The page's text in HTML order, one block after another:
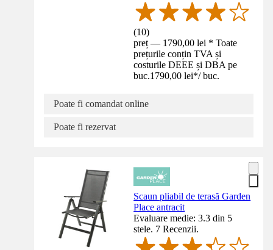
(10)
preț — 1790,00 lei * Toate
prețurile conțin TVA și
costurile DEEE și DBA pe
buc.1790,00 lei*/ buc.
Poate fi comandat online
Poate fi rezervat
Scaun pliabil de terasă Garden
Place antracit
Evaluare medie: 3.3 din 5
stele. 7 Recenzii.